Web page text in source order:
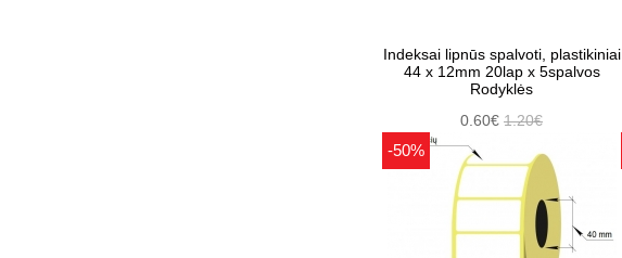
Indeksai lipnūs spalvoti, plastikiniai
44 x 12mm 20lap x 5spalvos
Rodyklės
0.60€ 1.20€
-50%